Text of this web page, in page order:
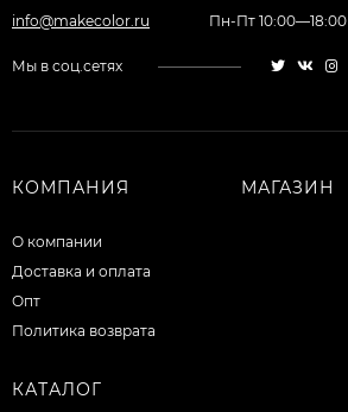
info@makecolor.ru Пн-Пт 10:00—18:00
Мы в соц.сетях
КОМПАНИЯ
О компании
Доставка и оплата
Опт
Политика возврата
МАГАЗИН
КАТАЛОГ